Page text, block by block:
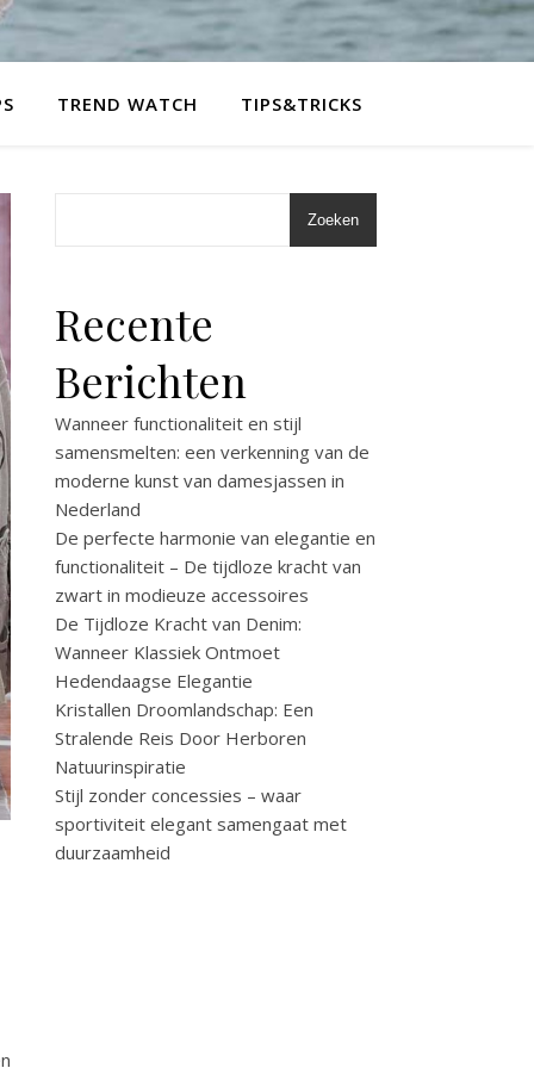
TREND WATCH TIPS&TRICKS
Zoeken
Recente
Berichten
Wanneer functionaliteit en stijl
samensmelten: een verkenning van de
moderne kunst van damesjassen in
Nederland
De perfecte harmonie van elegantie en
functionaliteit – De tijdloze kracht van
zwart in modieuze accessoires
De Tijdloze Kracht van Denim:
Wanneer Klassiek Ontmoet
Hedendaagse Elegantie
Kristallen Droomlandschap: Een
Stralende Reis Door Herboren
Natuurinspiratie
Stijl zonder concessies – waar
sportiviteit elegant samengaat met
duurzaamheid